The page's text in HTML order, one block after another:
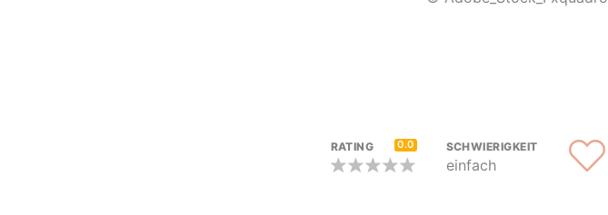
RATING 0.0 SCHWIERIGKEIT
einfach